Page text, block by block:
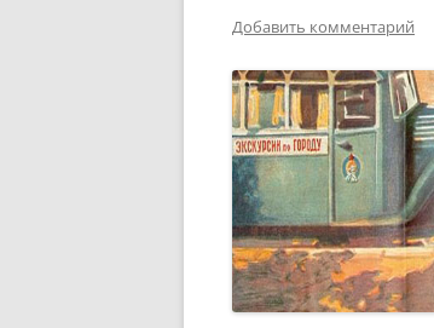
Добавить комментарий